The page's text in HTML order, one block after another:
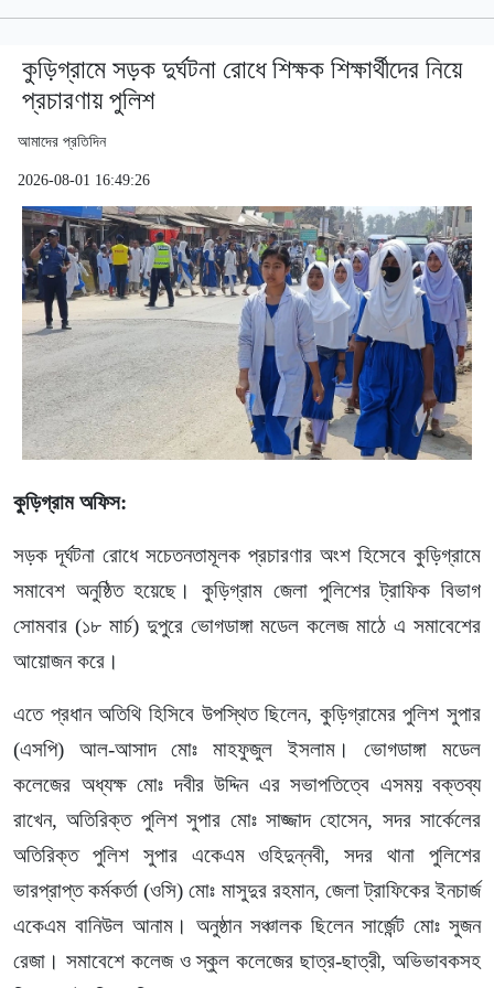
কুড়িগ্রামে সড়ক দুর্ঘটনা রোধে শিক্ষক শিক্ষার্থীদের নিয়ে
প্রচারণায় পুলিশ
আমাদের প্রতিদিন
2026-08-01 16:49:26
কুড়িগ্রাম অফিস:
সড়ক দূর্ঘটনা রোধে সচেতনতামূলক প্রচারণার অংশ হিসেবে কুড়িগ্রামে
সমাবেশ অনুষ্ঠিত হয়েছে। কুড়িগ্রাম জেলা পুলিশের ট্রাফিক বিভাগ
সোমবার (১৮ মার্চ) দুপুরে ভোগডাঙ্গা মডেল কলেজ মাঠে এ সমাবেশের
আয়োজন করে।
এতে প্রধান অতিথি হিসিবে উপস্থিত ছিলেন, কুড়িগ্রামের পুলিশ সুপার
(এসপি) আল-আসাদ মোঃ মাহফুজুল ইসলাম। ভোগডাঙ্গা মডেল
কলেজের অধ্যক্ষ মোঃ দবীর উদ্দিন এর সভাপতিত্বে এসময় বক্তব্য
রাখেন, অতিরিক্ত পুলিশ সুপার মোঃ সাজ্জাদ হোসেন, সদর সার্কেলের
অতিরিক্ত পুলিশ সুপার একেএম ওহিদুন্নবী, সদর থানা পুলিশের
ভারপ্রাপ্ত কর্মকর্তা (ওসি) মোঃ মাসুদুর রহমান, জেলা ট্রাফিকের ইনচার্জ
একেএম বানিউল আনাম। অনুষ্ঠান সঞ্চালক ছিলেন সার্জেন্ট মোঃ সুজন
রেজা। সমাবেশে কলেজ ও স্কুল কলেজের ছাত্র-ছাত্রী, অভিভাবকসহ